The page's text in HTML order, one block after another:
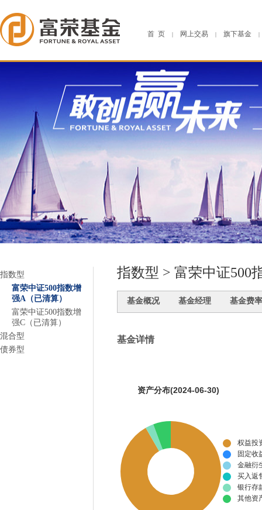
首 页 | 网上交易 | 旗下基金 |
指数型
富荣中证500指数增
强A（已清算）
富荣中证500指数增
强C（已清算）
混合型
债券型
指数型 > 富荣中证500
基金概况 基金经理 基金费率
基金详情